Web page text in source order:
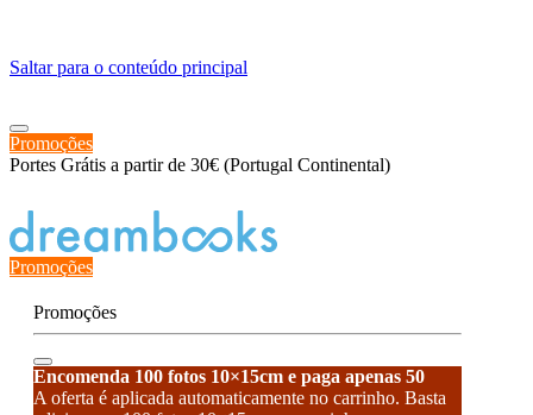
Saltar para o conteúdo principal
Promoções
Portes Grátis a partir de 30€ (Portugal Continental)
Promoções
Promoções
Encomenda 100 fotos 10×15cm e paga apenas 50
A oferta é aplicada automaticamente no carrinho. Basta
≡